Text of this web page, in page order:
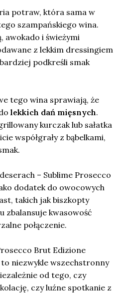
potraw, która sama w
szampańskiego wina.
awokado i świeżymi
z lekkim dressingiem
podkreśli smak
tego wina sprawiają, że
lekkich dań mięsnych.
kurczak lub sałatka
współgrały z bąbelkami,
– Sublime Prosecco
dodatek do owocowych
takich jak biszkopty
zbalansuje kwasowość
połączenie.
Brut Edizione
niezwykle wszechstronny
od tego, czy
czy luźne spotkanie z